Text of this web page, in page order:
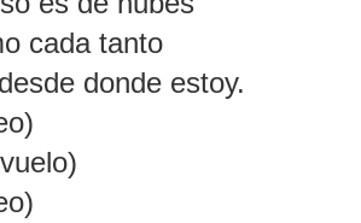
cada tanto
donde estoy.